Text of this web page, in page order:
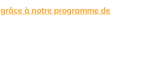
grâce à notre programme de